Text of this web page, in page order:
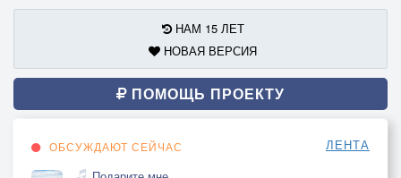
НАМ 15 ЛЕТ
НОВАЯ ВЕРСИЯ
ПОМОЩЬ ПРОЕКТУ
ОБСУЖДАЮТ СЕЙЧАС ЛЕНТА